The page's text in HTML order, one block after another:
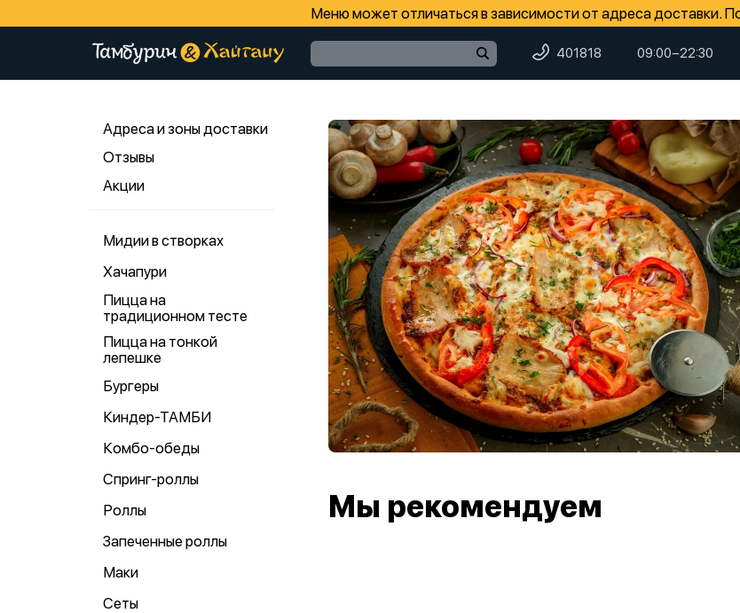
Меню может отличаться в зависимости от адреса доставки.
401818 09:00−22:30
Адреса и зоны доставки
Отзывы
Акции
Мидии в створках
Хачапури
Пицца на
традиционном тесте
Пицца на тонкой
лепешке
Бургеры
Киндер-ТАМБИ
Комбо-обеды
Спринг-роллы
Роллы
Запеченные роллы
Маки
Сеты
Мы рекомендуем